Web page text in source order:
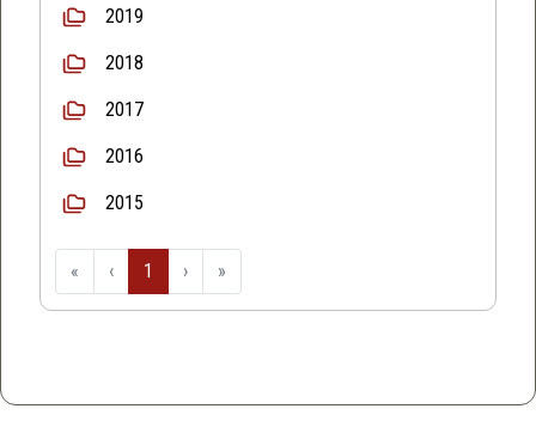
2019
2018
2017
2016
2015
« ‹ 1 › »